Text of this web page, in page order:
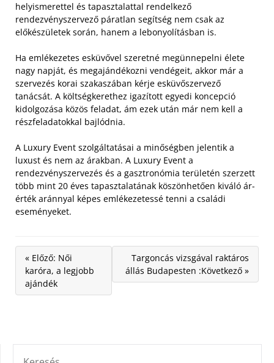
helyismerettel és tapasztalattal rendelkező
rendezvényszervező páratlan segítség nem csak az
előkészületek során, hanem a lebonyolításban is.
Ha emlékezetes esküvővel szeretné megünnepelni élete
nagy napját, és megajándékozni vendégeit, akkor már a
szervezés korai szakaszában kérje esküvőszervező
tanácsát. A költségkerethez igazított egyedi koncepció
kidolgozása közös feladat, ám ezek után már nem kell a
részfeladatokkal bajlódnia.
A Luxury Event szolgáltatásai a minőségben jelentik a
luxust és nem az árakban. A Luxury Event a
rendezvényszervezés és a gasztronómia területén szerzett
több mint 20 éves tapasztalatának köszönhetően kiváló ár-
érték aránnyal képes emlékezetessé tenni a családi
eseményeket.
« Előző: Női
karóra, a legjobb
ajándék
Targoncás vizsgával raktáros
állás Budapesten :Következő »